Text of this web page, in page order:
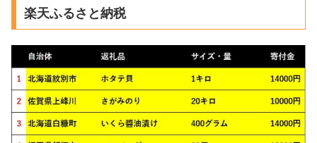
楽天ふるさと納税